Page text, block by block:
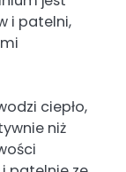
i patelni,
ciepło,
niż